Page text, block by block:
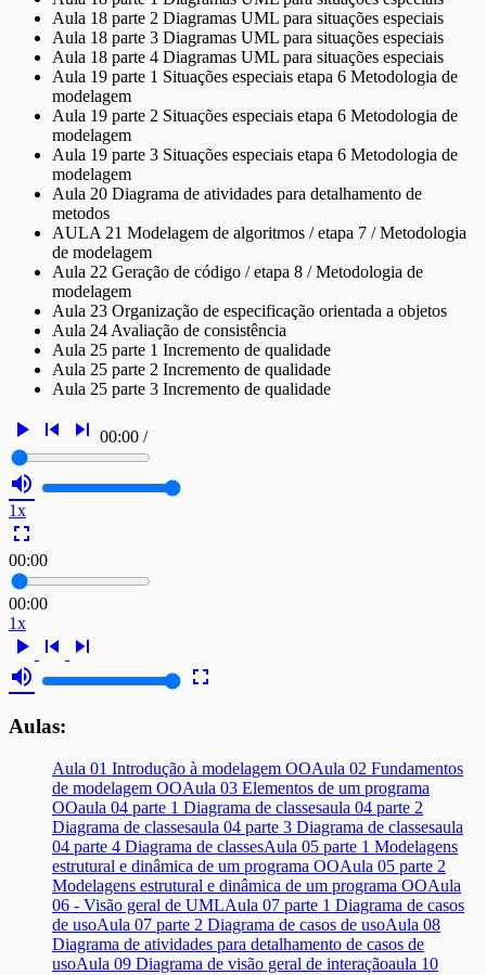
Aula 18 parte 2 Diagramas UML para situações especiais
Aula 18 parte 3 Diagramas UML para situações especiais
Aula 18 parte 4 Diagramas UML para situações especiais
Aula 19 parte 1 Situações especiais etapa 6 Metodologia de
modelagem
Aula 19 parte 2 Situações especiais etapa 6 Metodologia de
modelagem
Aula 19 parte 3 Situações especiais etapa 6 Metodologia de
modelagem
Aula 20 Diagrama de atividades para detalhamento de
metodos
AULA 21 Modelagem de algoritmos / etapa 7 / Metodologia
de modelagem
Aula 22 Geração de código / etapa 8 / Metodologia de
modelagem
Aula 23 Organização de especificação orientada a objetos
Aula 24 Avaliação de consistência
Aula 25 parte 1 Incremento de qualidade
Aula 25 parte 2 Incremento de qualidade
Aula 25 parte 3 Incremento de qualidade
play_arrow skip_previous skip_next 00:00 /
volume_up
1x
fullscreen
00:00
00:00
1x
play_arrow skip_previous
skip_next
volume_up
fullscreen
Aulas:
Aula 01 Introdução à modelagem OOAula 02 Fundamentos
de modelagem OOAula 03 Elementos de um programa
OOaula 04 parte 1 Diagrama de classesaula 04 parte 2
Diagrama de classesaula 04 parte 3 Diagrama de classesaula
04 parte 4 Diagrama de classesAula 05 parte 1 Modelagens
estrutural e dinâmica de um programa OOAula 05 parte 2
Modelagens estrutural e dinâmica de um programa OOAula
06 - Visão geral de UMLAula 07 parte 1 Diagrama de casos
de usoAula 07 parte 2 Diagrama de casos de usoAula 08
Diagrama de atividades para detalhamento de casos de
usoAula 09 Diagrama de visão geral de interaçãoaula 10